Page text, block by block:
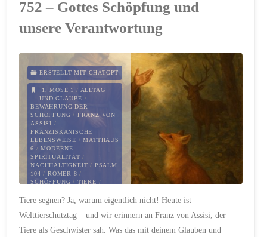
752 – Gottes Schöpfung und
unsere Verantwortung
ERSTELLT MIT CHATGPT
1. MOSE 1 / ALLTAG
UND GLAUBE /
BEWAHRUNG DER
SCHÖPFUNG / FRANZ VON
ASSISI /
FRANZISKANISCHE
LEBENSWEISE /MATTHÄUS
6 /MODERNE
SPIRITUALITÄT /
NACHHALTIGKEIT / PSALM
104 / RÖMER 8 /
SCHÖPFUNG / TIERE /
UMWELTETHIK /
UMWELTSCHUTZ
VERANTWORTUNG/
Tiere segnen? Ja, warum eigentlich nicht! Heute ist
Welttierschutztag – und wir erinnern an Franz von Assisi, der
Tiere als Geschwister sah. Was das mit deinem Glauben und